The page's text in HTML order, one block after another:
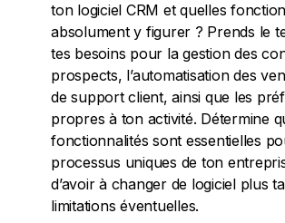
ton logiciel CRM et quelles
absolument y figurer ? Prends le
tes besoins pour la gestion des
prospects, l’automatisation des
de support client, ainsi que les
propres à ton activité. Détermine
fonctionnalités sont essentielles
processus uniques de ton
d’avoir à changer de logiciel plus
limitations éventuelles.